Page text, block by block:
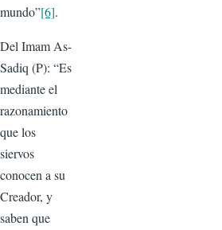
mundo”[6].
Del Imam As-
Sadiq (P): “Es
mediante el
razonamiento
que los
siervos
conocen a su
Crea­dor, y
saben que